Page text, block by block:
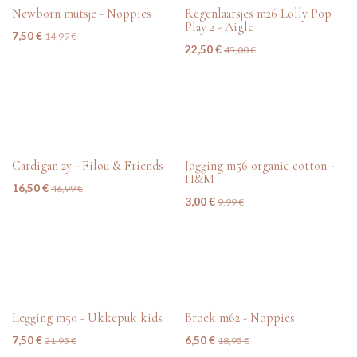
tweedehands
Newborn mutsje - Noppies
7,50€ 14,99€ tweedehands
Regenlaarsjes m26 Lolly Pop
Play 2 - Aigle
22,50€ 45,00€
tweedehands
Cardigan 2y - Filou & Friends
16,50€ 46,99€ tweedehands
Jogging m56 organic cotton -
H&M
3,00€ 9,99€
tweedehands
Legging m50 - Ukkepuk kids
7,50€ 21,95€ tweedehands
Broek m62 - Noppies
6,50€ 18,95€